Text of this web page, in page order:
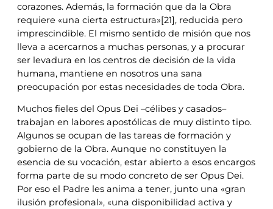
corazones. Además, la formación que da la Obra
requiere «una cierta estructura»[21], reducida pero
imprescindible. El mismo sentido de misión que nos
lleva a acercarnos a muchas personas, y a procurar
ser levadura en los centros de decisión de la vida
humana, mantiene en nosotros una sana
preocupación por estas necesidades de toda Obra.
Muchos fieles del Opus Dei –célibes y casados–
trabajan en labores apostólicas de muy distinto tipo.
Algunos se ocupan de las tareas de formación y
gobierno de la Obra. Aunque no constituyen la
esencia de su vocación, estar abierto a esos encargos
forma parte de su modo concreto de ser Opus Dei.
Por eso el Padre les anima a tener, junto una «gran
ilusión profesional», «una disponibilidad activa y